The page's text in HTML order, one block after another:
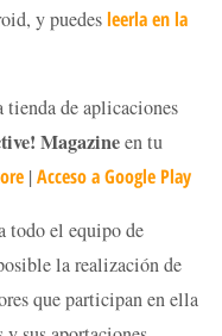
y puedesleerla en la
tienda de aplicaciones
Magazineen tu
|Acceso a Google Play
todo el equipo de
la realización de
que participan en ella